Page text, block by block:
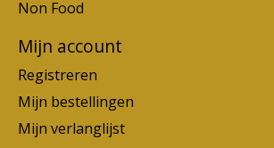
Non Food
Mijn account
Registreren
Mijn bestellingen
Mijn verlanglijst